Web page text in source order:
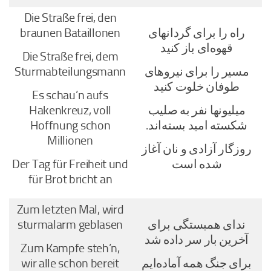
راه را برای گردانهای
قهوه‌ای باز کنید
مسیر را برای نیروهای
طوفان خلوت کنید
میلیونها نفر به صلیب
شکسته امید بسته‌اند.
روزگار آزادی و نان آغاز
شده است
Die Straße frei, den
braunen Bataillonen
Die Straße frei, dem
Sturmabteilungsmann
Es schau’n aufs
Hakenkreuz, voll
Hoffnung schon
Millionen
Der Tag für Freiheit und
für Brot bricht an
ندای همبستگی برای
آخرین بار سر داده شد
برای جنگ همه آماده‌ایم
Zum letzten Mal, wird
sturmalarm geblasen
Zum Kampfe steh’n,
wir alle schon bereit